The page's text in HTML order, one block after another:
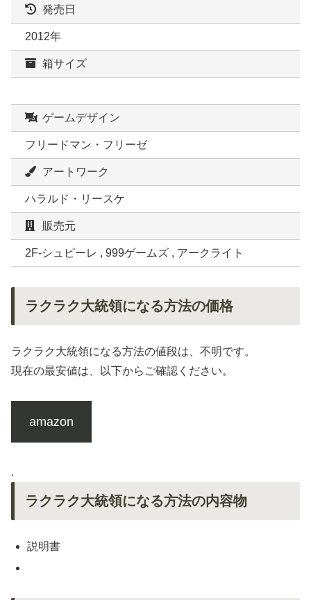
発売日
2012年
箱サイズ
ゲームデザイン
フリードマン・フリーゼ
アートワーク
ハラルド・リースケ
販売元
2F-シュピーレ , 999ゲームズ , アークライト
ラクラク大統領になる方法の価格
ラクラク大統領になる方法の値段は、不明です。
現在の最安値は、以下からご確認ください。
amazon
.
ラクラク大統領になる方法の内容物
説明書